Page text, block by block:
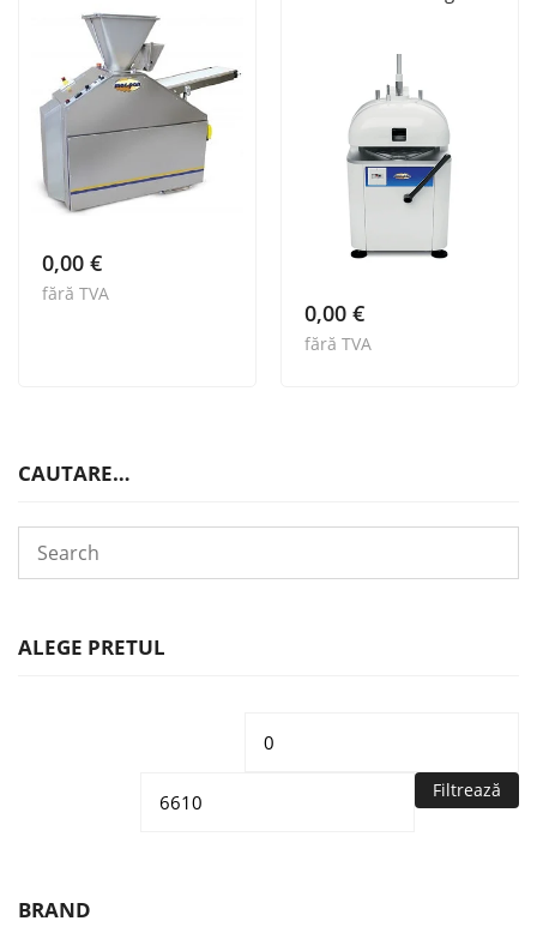
0,00 €
fără TVA
0,00 €
fără TVA
CAUTARE…
ALEGE PRETUL
Preț
Filtrează
BRAND